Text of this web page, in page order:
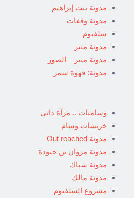
مدونة بنت إبراهيم
مدونة وقفات
سلفيوم
مدونة منير
مدونة منير – الصور
مدونة: قهوة سمر
وساميات .. مرآة ذاتي
خربشات وسام
مدونة Out reached
مدونة مروان بن جبودة
مدونة شباك
مدونة مالك
مشروع السلفيوم